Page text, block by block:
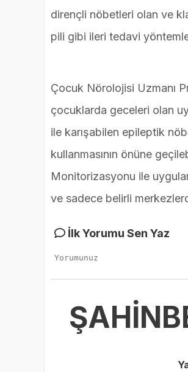
dirençli nöbetleri olan ve
pili gibi ileri tedavi
Çocuk Nörolojisi Uzmanı
çocuklarda geceleri olan
ile karışabilen epileptik
kullanmasının önüne
Monitorizasyonu ile
ve sadece belirli
İlk Yorumu Sen Yaz